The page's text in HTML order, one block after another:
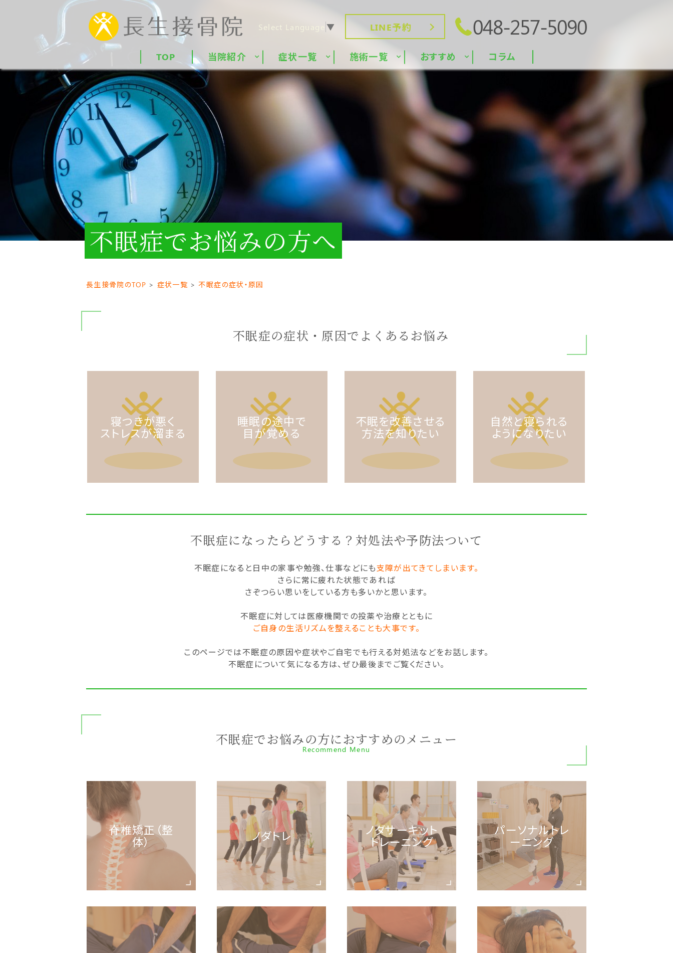
Select Language ▼ LINE予約 048-257-5090
TOP 当院紹介 症状一覧 施術一覧 おすすめ コラム
不眠症でお悩みの方へ
長生接骨院のTOP 症状一覧 不眠症の症状・原因
不眠症の症状・原因でよくあるお悩み
寝つきが悪く
ストレスが溜まる
睡眠の途中で
目が覚める
不眠を改善させる
方法を知りたい
自然と寝られる
ようになりたい
不眠症になったらどうする？対処法や予防法ついて
不眠症になると日中の家事や勉強、仕事などにも支障が出てきてしまいます。
さらに常に疲れた状態であれば
さぞつらい思いをしている方も多いかと思います。
不眠症に対しては医療機関での投薬や治療とともに
ご自身の生活リズムを整えることも大事です。
このページでは不眠症の原因や症状やご自宅でも行える対処法などをお話します。
不眠症について気になる方は、ぜひ最後までご覧ください。
不眠症でお悩みの方におすすめのメニュー
Recommend Menu
脊椎矯正（整
体）
ノダトレ
ノダサーキット
トレーニング
パーソナルトレ
ーニング